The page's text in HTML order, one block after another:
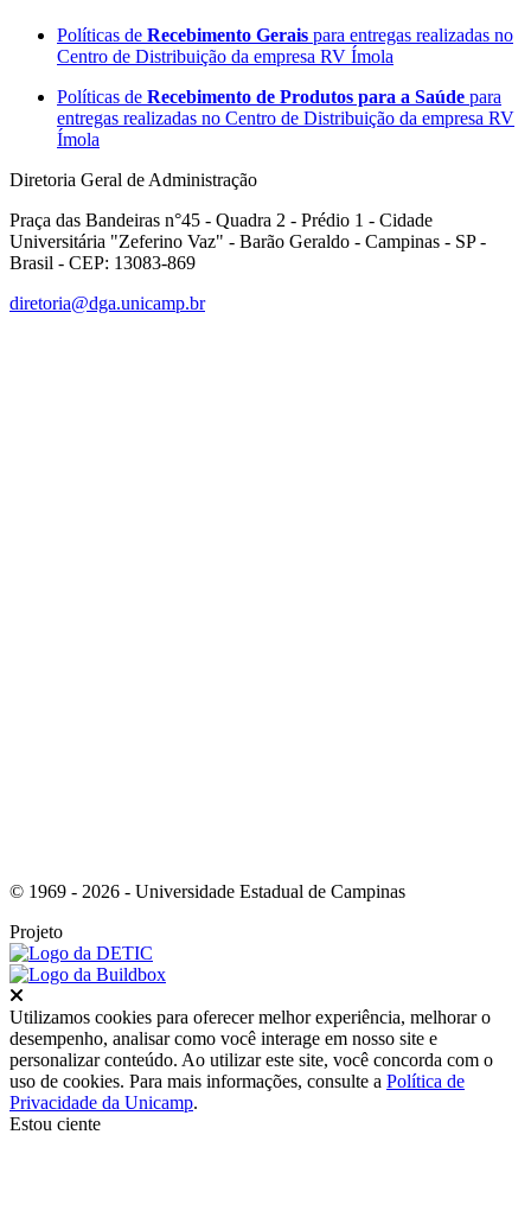
Políticas de Recebimento Gerais para entregas realizadas no
Centro de Distribuição da empresa RV Ímola
Políticas de Recebimento de Produtos para a Saúde para
entregas realizadas no Centro de Distribuição da empresa RV
Ímola
Diretoria Geral de Administração
Praça das Bandeiras n°45 - Quadra 2 - Prédio 1 - Cidade
Universitária "Zeferino Vaz" - Barão Geraldo - Campinas - SP -
Brasil - CEP: 13083-869
diretoria@dga.unicamp.br
© 1969 - 2026 - Universidade Estadual de Campinas
Projeto
Utilizamos cookies para oferecer melhor experiência, melhorar o
desempenho, analisar como você interage em nosso site e
personalizar conteúdo. Ao utilizar este site, você concorda com o
uso de cookies. Para mais informações, consulte a Política de
Privacidade da Unicamp.
Estou ciente